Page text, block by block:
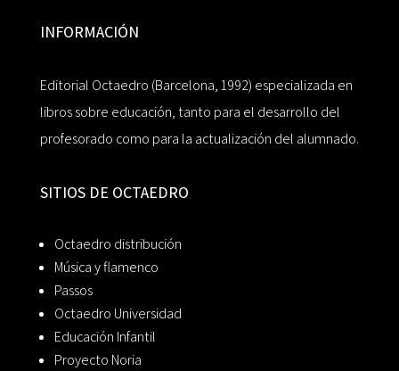
INFORMACIÓN
Editorial Octaedro (Barcelona, 1992) especializada en
libros sobre educación, tanto para el desarrollo del
profesorado como para la actualización del alumnado.
SITIOS DE OCTAEDRO
Octaedro distribución
Música y flamenco
Passos
Octaedro Universidad
Educación Infantil
Proyecto Noria